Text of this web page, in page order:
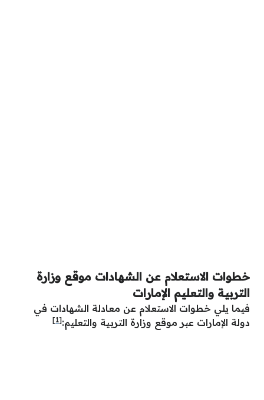
خطوات الاستعلام عن الشهادات موقع وزارة
التربية والتعليم الإمارات
فيما يلي خطوات الاستعلام عن معادلة الشهادات في
دولة الإمارات عبر موقع وزارة التربية والتعليم:[1]